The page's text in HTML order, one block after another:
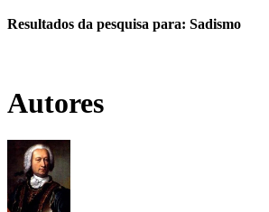
Resultados da pesquisa para: Sadismo
Autores